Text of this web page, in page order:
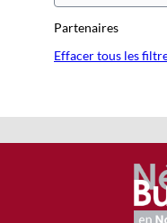
Partenaires
Effacer tous les